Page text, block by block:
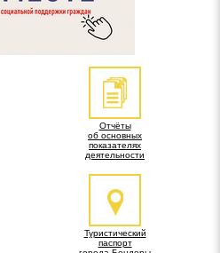
Отчёты
об основных
показателях
деятельности
Туристический
паспорт